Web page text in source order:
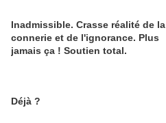
Inadmissible. Crasse réalité de la
connerie et de l'ignorance. Plus
jamais ça ! Soutien total.
Déjà ?